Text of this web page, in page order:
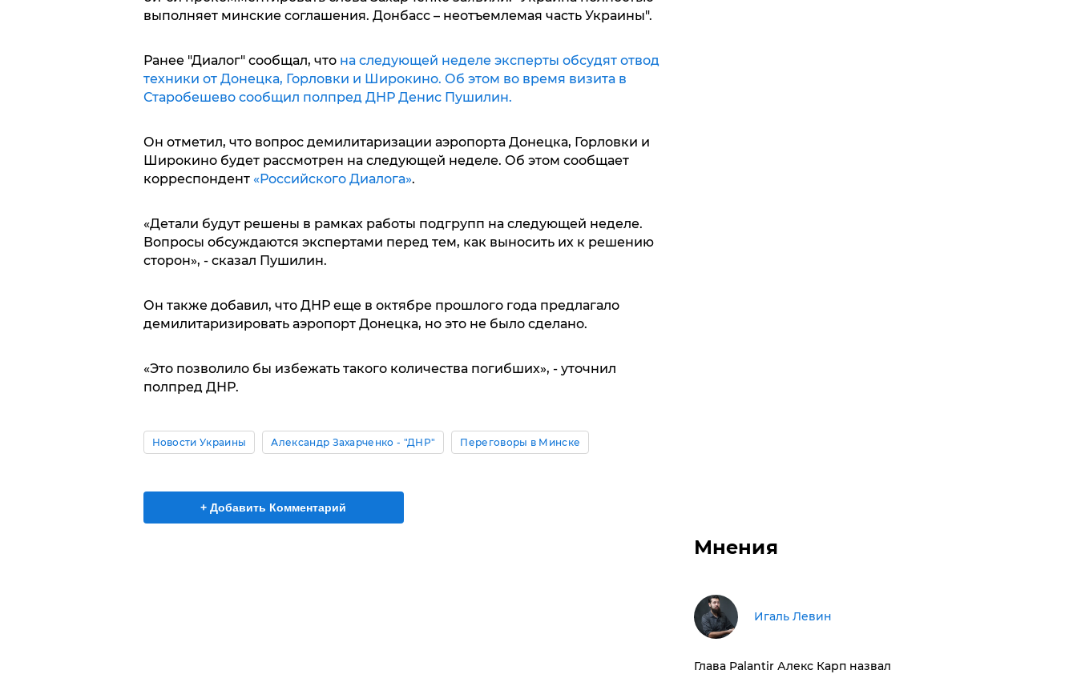
выполняет минские соглашения. Донбасс – неотъемлемая часть Украины".
Ранее "Диалог" сообщал, чтона следующей неделе эксперты обсудят отвод
техники от Донецка, Горловки и Широкино. Об этом во время визита в
Старобешево сообщил полпред ДНР Денис Пушилин.
Он отметил, что вопрос демилитаризации аэропорта Донецка, Горловки и
Широкино будет рассмотрен на следующей неделе. Об этом сообщает
корреспондент «Российского Диалога».
«Детали будут решены в рамках работы подгрупп на следующей неделе.
Вопросы обсуждаются экспертами перед тем, как выносить их к решению
сторон», - сказал Пушилин.
Он также добавил, что ДНР еще в октябре прошлого года предлагало
демилитаризировать аэропорт Донецка, но это не было сделано.
«Это позволило бы избежать такого количества погибших», - уточнил
полпред ДНР.
Новости Украины Александр Захарченко - "ДНР" Переговоры в Минске
+ Добавить Комментарий
Мнения
Игаль Левин
Глава Palantir Алекс Карп назвал